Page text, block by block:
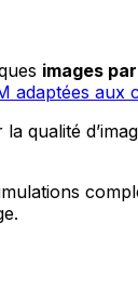
images
adaptées aux
qualité